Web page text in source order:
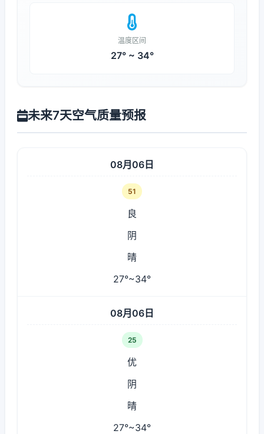
温度区间
27° ~ 34°
未来7天空气质量预报
08月06日
51
良
阴
晴
27°~34°
08月06日
25
优
阴
晴
27°~34°